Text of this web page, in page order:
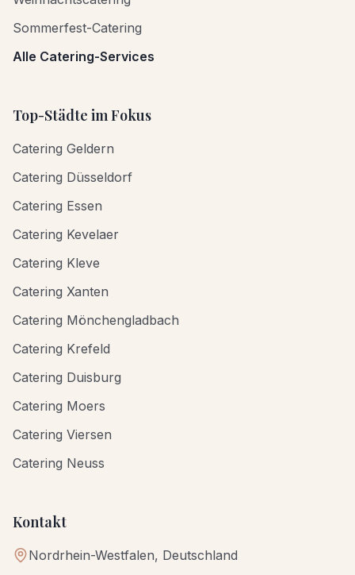
Sommerfest-Catering
Alle Catering-Services
Top-Städte im Fokus
Catering Geldern
Catering Düsseldorf
Catering Essen
Catering Kevelaer
Catering Kleve
Catering Xanten
Catering Mönchengladbach
Catering Krefeld
Catering Duisburg
Catering Moers
Catering Viersen
Catering Neuss
Kontakt
Nordrhein-Westfalen, Deutschland